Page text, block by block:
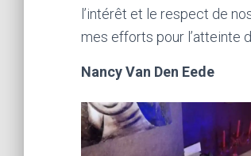
l’intérêt et le respect de
mes efforts pour l’atteinte
Nancy Van Den Eede